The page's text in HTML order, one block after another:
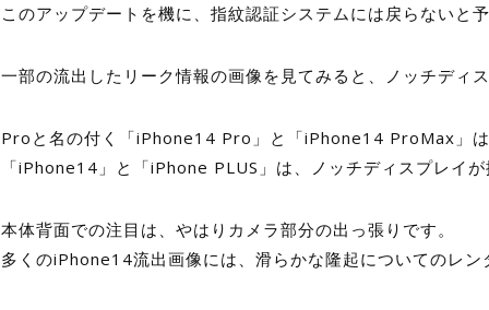
このアップデートを機に、指紋認証システムには戻らないと予
一部の流出したリーク情報の画像を見てみると、ノッチディ
Proと名の付く「iPhone14 Pro」と「iPhone14 ProMax」は
「iPhone14」と「iPhone PLUS」は、ノッチディスプレイが
本体背面での注目は、やはりカメラ部分の出っ張りです。
多くのiPhone14流出画像には、滑らかな隆起についてのレン